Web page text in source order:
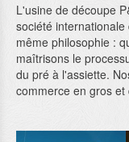
L'usine de découpe
société
même philosophie :
maîtrisons le
du pré à l'assiette.
commerce en gros et